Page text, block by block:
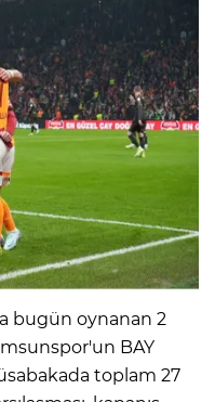
bugün oynanan 2
BAY
toplam 27